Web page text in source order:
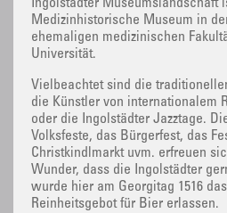
Ingolstädter Museumslandschaft
Medizinhistorische Museum in
ehemaligen medizinischen
Universität.
Vielbeachtet sind die
die Künstler von internationalem
oder die Ingolstädter Jazztage.
Volksfeste, das Bürgerfest, das
Christkindlmarkt uvm. erfreuen
Wunder, dass die Ingolstädter
wurde hier am Georgitag 1516
Reinheitsgebot für Bier erlassen.